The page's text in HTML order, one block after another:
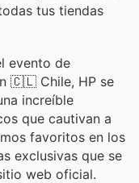
tus tiendas
evento de
🇨🇱 Chile, HP se
increíble
que cautivan a
favoritos en los
exclusivas que se
web oficial.